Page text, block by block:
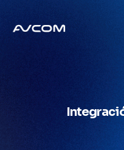
Quienes Somos
Mercados